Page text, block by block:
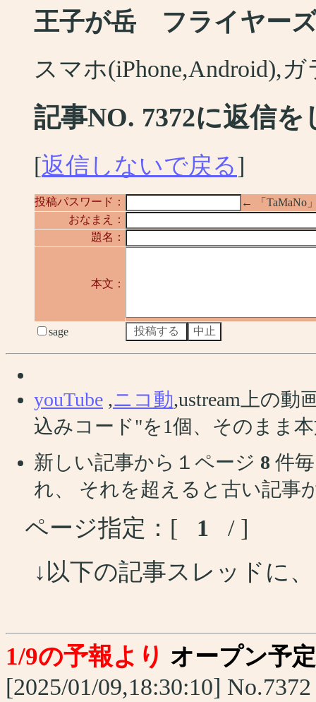
王子が岳 フライヤー
スマホ(iPhone,Android),
記事NO. 7372に返信
[返信しないで戻る]
投稿パスワード：
← 「TaMaNo
おなまえ：
題名：
本文：
sage
youTube ,ニコ動,ustream上の
込みコード"を1個、そのまま
新しい記事から１ページ 8 件
れ、 それを超えると古い記事
ページ指定：[ 1
/ ]
↓以下の記事スレッドに
1/9の予報より オープン予
[2025/01/09,18:30:10] No.7372